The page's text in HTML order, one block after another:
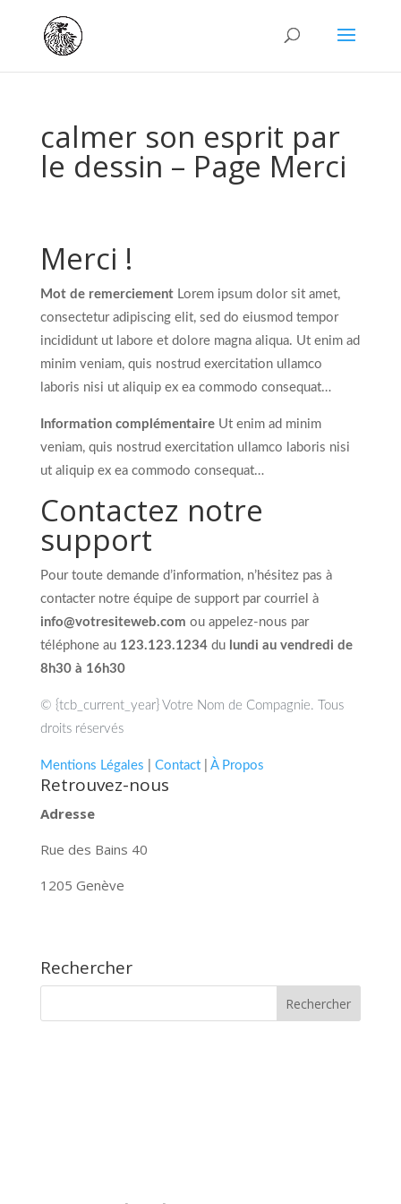
calmer son esprit par
le dessin – Page Merci
Merci !
Mot de remerciementLorem ipsum dolor sit amet,
consectetur adipiscing elit, sed do eiusmod tempor
incididunt ut labore et dolore magna aliqua. Ut enim ad
minim veniam, quis nostrud exercitation ullamco
laboris nisi ut aliquip ex ea commodo consequat…
Information complémentaire Ut enim ad minim
veniam, quis nostrud exercitation ullamco laboris nisi
ut aliquip ex ea commodo consequat…
Contactez notre
support
Pour toute demande d’information, n’hésitez pas à
contacter notre équipe de support par courriel à
info@votresiteweb.com ou appelez-nous par
téléphone au 123.123.1234 du lundi au vendredi de
8h30 à 16h30
© {tcb_current_year} Votre Nom de Compagnie. Tous
droits réservés
Mentions Légales Contact| À Propos
Retrouvez-nous
Adresse
Rue des Bains 40
1205 Genève
Rechercher